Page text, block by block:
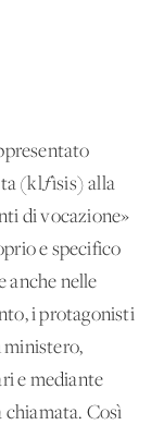
(klƒìsis) alla
di vocazione»
e specifico
anche nelle
i protagonisti
ministero,
e mediante
chiamata. Così